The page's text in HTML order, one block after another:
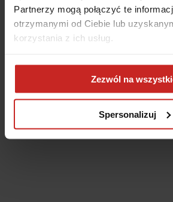
Partnerzy mogą połączyć te
otrzymanymi od Ciebie lub
korzystania z ich usług.
Zezwól na
Spersonalizuj
browser console for more